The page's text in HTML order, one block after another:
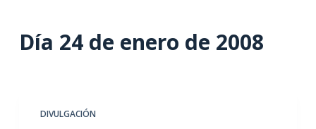
Día 24 de enero de 2008
DIVULGACIÓN